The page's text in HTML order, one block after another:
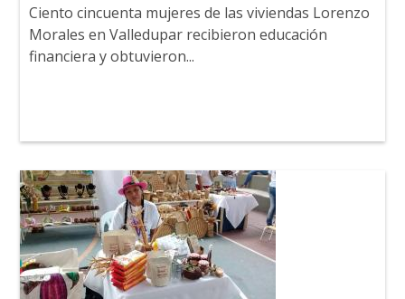
Ciento cincuenta mujeres de las viviendas Lorenzo
Morales en Valledupar recibieron educación
financiera y obtuvieron...